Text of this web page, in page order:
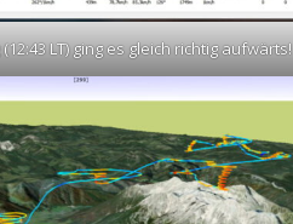
LT) ging es gleich richtig aufwärts!